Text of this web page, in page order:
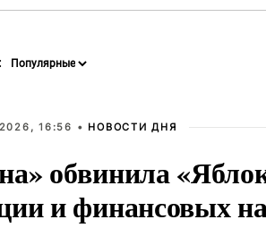
16:56 • НОВОСТИ ДНЯ
обвинила
и финансовых